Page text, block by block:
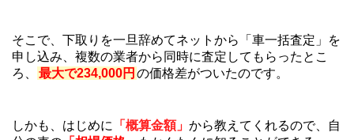
そこで、下取りを一旦辞めてネットから「車一括査定」を
申し込み、複数の業者から同時に査定してもらったとこ
ろ、
最大で234,000円 の価格差がついたのです。
しかも、はじめに 「概算金額」 から教えてくれるので、自